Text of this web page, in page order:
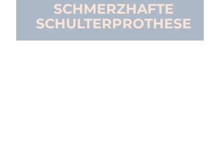
SCHMERZHAFTE
SCHULTERPROTHESE